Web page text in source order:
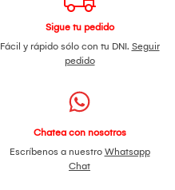
Sigue tu pedido
Fácil y rápido sólo con tu DNI. Seguir
pedido
Chatea con nosotros
Escríbenos a nuestro Whatsapp
Chat